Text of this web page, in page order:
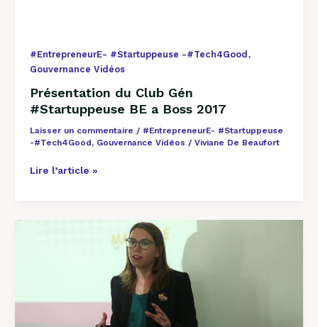
#EntrepreneurE- #Startuppeuse -#Tech4Good ,
Gouvernance Vidéos
Présentation du Club Gén
#Startuppeuse BE a Boss 2017
Laisser un commentaire / #EntrepreneurE- #Startuppeuse
-#Tech4Good, Gouvernance Vidéos / Viviane De Beaufort
Lire l’article »
Boss